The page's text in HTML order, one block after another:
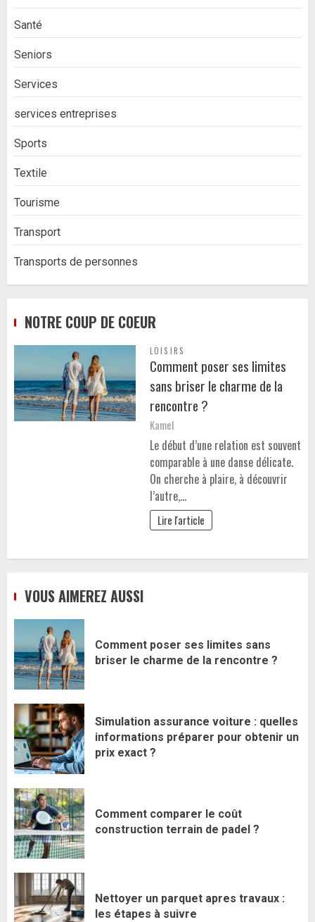
Santé
Seniors
Services
services entreprises
Sports
Textile
Tourisme
Transport
Transports de personnes
NOTRE COUP DE COEUR
LOISIRS
Comment poser ses limites
sans briser le charme de la
rencontre ?
Kamel
Le début d’une relation est souvent
comparable à une danse délicate.
On cherche à plaire, à découvrir
l’autre,…
Lire l'article
VOUS AIMEREZ AUSSI
Comment poser ses limites sans
briser le charme de la rencontre ?
Simulation assurance voiture : quelles
informations préparer pour obtenir un
prix exact ?
Comment comparer le coût
construction terrain de padel ?
Nettoyer un parquet apres travaux :
les étapes à suivre